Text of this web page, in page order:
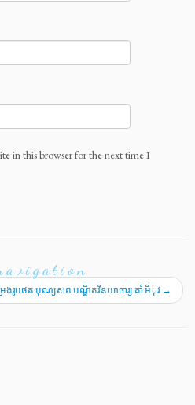
in this browser for the next time I
រងរូបថត បុណ្យសព បណ្ឌិតវិនយាចារ្យ គាំ អីុវ →